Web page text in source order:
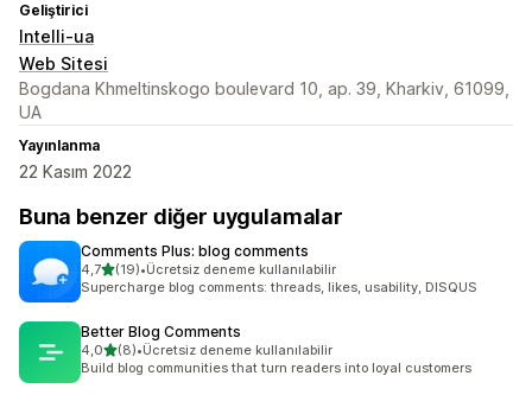
Geliştirici
Intelli-ua
Web Sitesi
Bogdana Khmeltinskogo boulevard 10, ap. 39, Kharkiv, 61099,
UA
Yayınlanma
22 Kasım 2022
Buna benzer diğer uygulamalar
Comments Plus: blog comments
4,75 yıldız üzerinden
(19)
toplam 19 değerlendirme
•Ücretsiz deneme kullanılabilir
Supercharge blog comments: threads, likes, usability, DISQUS
Better Blog Comments
4,05 yıldız üzerinden
(8)
toplam 8 değerlendirme
•Ücretsiz deneme kullanılabilir
Build blog communities that turn readers into loyal customers